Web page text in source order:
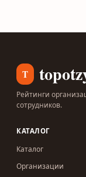
T
Рейтинги
сотрудников.
КАТАЛОГ
Каталог
Организации